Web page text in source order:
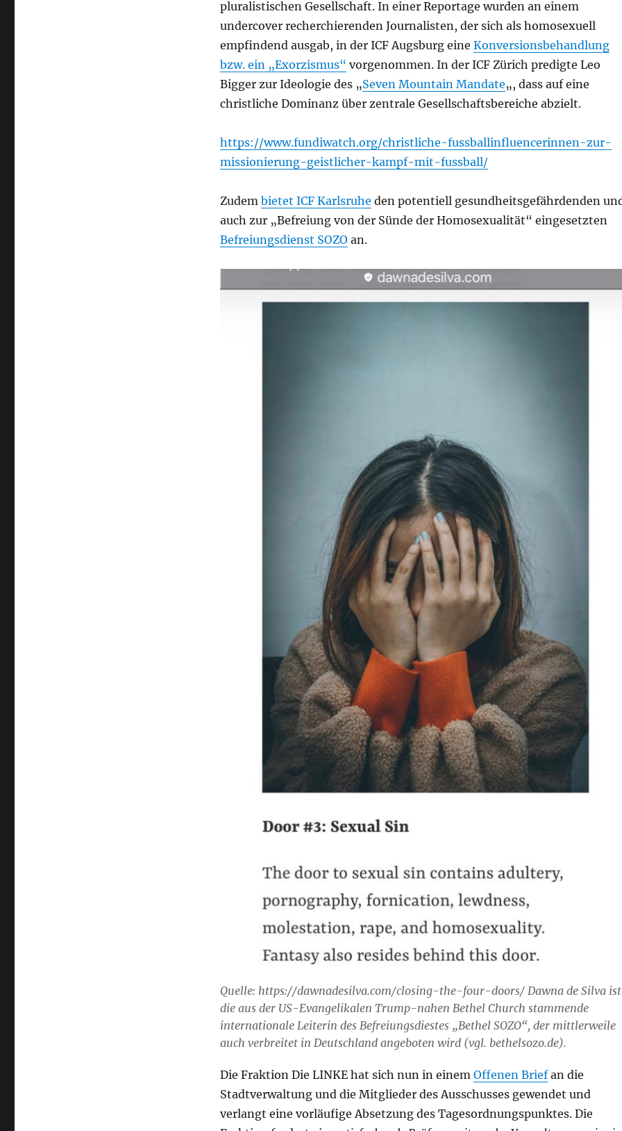
pluralistischen Gesellschaft. In einer Reportage wurden an einem
undercover recherchierenden Journalisten, der sich als homosexuell
empfindend ausgab, in der ICF Augsburg eine Konversionsbehandlung
bzw. ein „Exorzismus“ vorgenommen. In der ICF Zürich predigte Leo
Bigger zur Ideologie des „Seven Mountain Mandate„, dass auf eine
christliche Dominanz über zentrale Gesellschaftsbereiche abzielt.
https://www.fundiwatch.org/christliche-fussballinfluencerinnen-zur-
missionierung-geistlicher-kampf-mit-fussball/
Zudem bietet ICF Karlsruhe den potentiell gesundheitsgefährdenden
auch zur „Befreiung von der Sünde der Homosexualität“ eingesetzten
Befreiungsdienst SOZO an.
Quelle: https://dawnadesilva.com/closing-the-four-doors/ Dawna de Silva ist
die aus der US-Evangelikalen Trump-nahen Bethel Church stammende
internationale Leiterin des Befreiungsdiestes „Bethel SOZO“, der mittlerweile
auch verbreitet in Deutschland angeboten wird (vgl. bethelsozo.de).
Die Fraktion Die LINKE hat sich nun in einem Offenen Briefan die
Stadtverwaltung und die Mitglieder des Ausschusses gewendet und
verlangt eine vorläufige Absetzung des Tagesordnungspunktes. Die